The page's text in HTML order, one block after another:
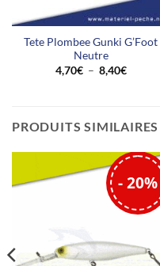
Filtres
Acheteur vérifié
tres bon produit
tres bon produit
Tete Plombee Gunki G’Foot
Neutre
4,70€ – 8,40€Plage
8,40€
PRODUITS SIMILAIRES
- 20%